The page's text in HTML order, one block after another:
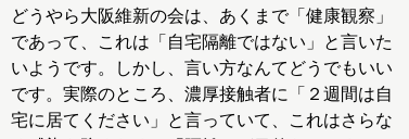
どうやら大阪維新の会は、あくまで「健康観察」
であって、これは「自宅隔離ではない」と言いた
いようです。しかし、言い方なんてどうでもいい
です。実際のところ、濃厚接触者に「２週間は自
宅に居てください」と言っていて、これはさらな